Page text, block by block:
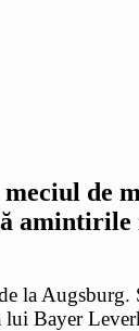
de
la
Bayer